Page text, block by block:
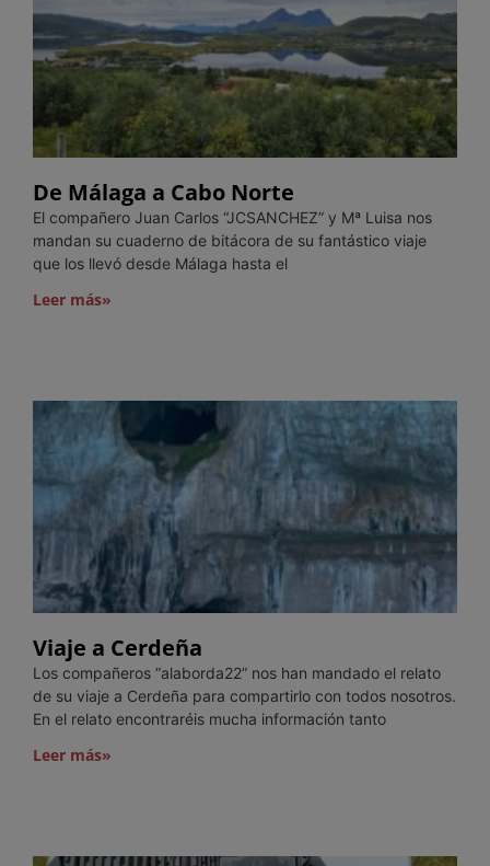
De Málaga a Cabo Norte
El compañero Juan Carlos “JCSANCHEZ” y Mª Luisa nos
mandan su cuaderno de bitácora de su fantástico viaje
que los llevó desde Málaga hasta el
Leer más»
Viaje a Cerdeña
Los compañeros “alaborda22” nos han mandado el relato
de su viaje a Cerdeña para compartirlo con todos nosotros.
En el relato encontraréis mucha información tanto
Leer más»